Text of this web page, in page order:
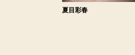
夏目彩春